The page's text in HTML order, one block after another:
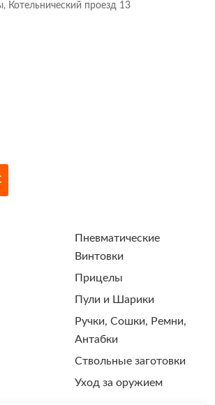
Котельнический проезд 13
Пневматические
Винтовки
Прицелы
Пули и Шарики
Ручки, Сошки, Ремни,
Антабки
Ствольные заготовки
Уход за оружием